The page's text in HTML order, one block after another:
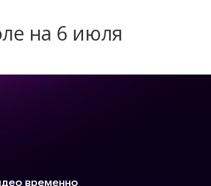
на 6 июля